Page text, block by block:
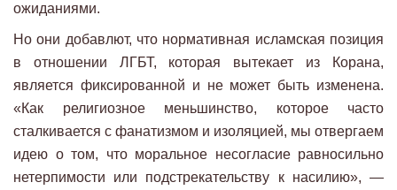
ожиданиями.
Но они добавлют, что нормативная исламская позиция
в отношении ЛГБТ, которая вытекает из Корана,
является фиксированной и не может быть изменена.
«Как религиозное меньшинство, которое часто
сталкивается с фанатизмом и изоляцией, мы отвергаем
идею о том, что моральное несогласие равносильно
нетерпимости или подстрекательству к насилию», —